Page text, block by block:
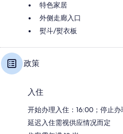
特色家居
外侧走廊入口
熨斗/熨衣板
政策
入住
开始办理入住：16:00；停止
延迟入住需视供应情况而定